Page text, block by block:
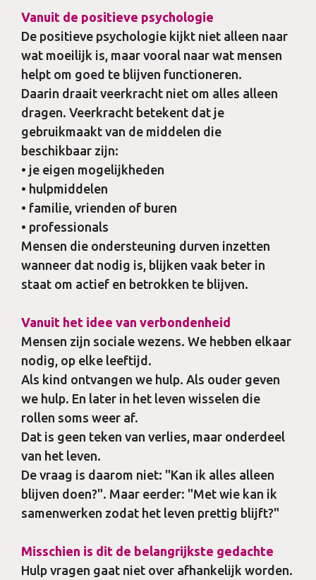
Vanuit de positieve psychologie
De positieve psychologie kijkt niet alleen naar
wat moeilijk is, maar vooral naar wat mensen
helpt om goed te blijven functioneren.
Daarin draait veerkracht niet om alles alleen
dragen. Veerkracht betekent dat je
gebruikmaakt van de middelen die
beschikbaar zijn:
• je eigen mogelijkheden
• hulpmiddelen
• familie, vrienden of buren
• professionals
Mensen die ondersteuning durven inzetten
wanneer dat nodig is, blijken vaak beter in
staat om actief en betrokken te blijven.
Vanuit het idee van verbondenheid
Mensen zijn sociale wezens. We hebben elkaar
nodig, op elke leeftijd.
Als kind ontvangen we hulp. Als ouder geven
we hulp. En later in het leven wisselen die
rollen soms weer af.
Dat is geen teken van verlies, maar onderdeel
van het leven.
De vraag is daarom niet: "Kan ik alles alleen
blijven doen?". Maar eerder: "Met wie kan ik
samenwerken zodat het leven prettig blijft?"
Misschien is dit de belangrijkste gedachte
Hulp vragen gaat niet over afhankelijk worden.